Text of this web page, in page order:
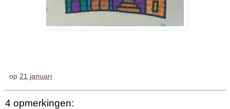
op 21 januari
4 opmerkingen: